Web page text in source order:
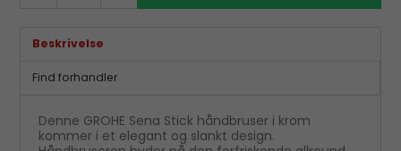
Beskrivelse
Find forhandler
Denne GROHE Sena Stick håndbruser i krom
kommer i et elegant og slankt design.